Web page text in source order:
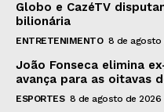
Globo e CazéTV
bilionária
ENTRETENIMENTO 8 de agosto
João Fonseca elimina
avança para as oitavas
ESPORTES 8 de agosto de 2026